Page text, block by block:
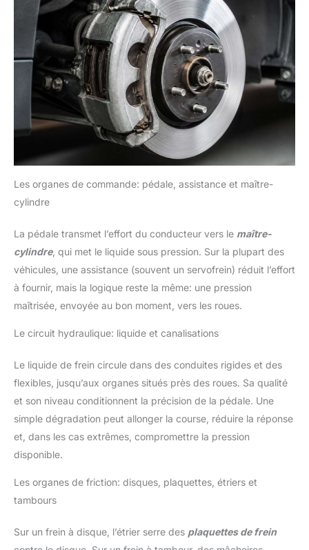
Les organes de commande: pédale, assistance et maître-
cylindre
La pédale transmet l’effort du conducteur vers le maître-
cylindre, qui met le liquide sous pression. Sur la plupart des
véhicules, une assistance (souvent un servofrein) réduit l’effort
à fournir, mais la logique reste la même: une pression
maîtrisée, envoyée au bon moment, vers les roues.
Le circuit hydraulique: liquide et canalisations
Le liquide de frein circule dans des conduites rigides et des
flexibles, jusqu’aux organes situés près des roues. Sa qualité
et son niveau conditionnent la précision de la pédale. Une
simple dégradation peut allonger la course, réduire la réponse
et, dans les cas extrêmes, compromettre la pression
disponible.
Les organes de friction: disques, plaquettes, étriers et
tambours
Sur un frein à disque, l’étrier serre des plaquettes de frein